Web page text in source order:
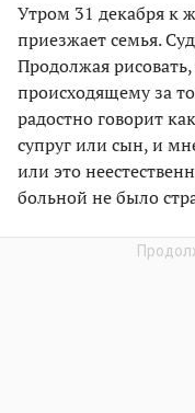
Утром 31 декабря к
приезжает семья.
Продолжая
происходящему за
радостно говорит
супруг или сын, и
или это
больной не было